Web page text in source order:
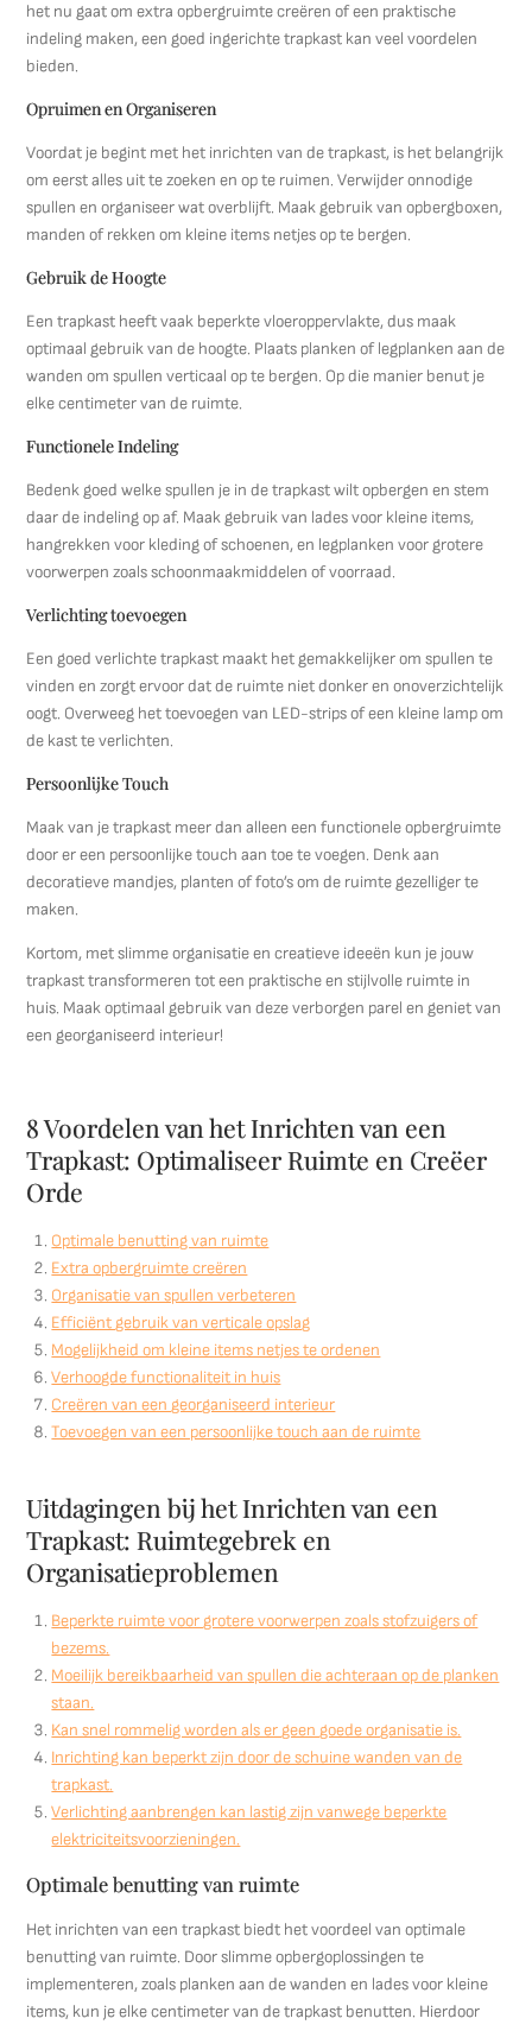
het nu gaat om extra opbergruimte creëren of een praktische
indeling maken, een goed ingerichte trapkast kan veel voordelen
bieden.
Opruimen en Organiseren
Voordat je begint met het inrichten van de trapkast, is het belangrijk
om eerst alles uit te zoeken en op te ruimen. Verwijder onnodige
spullen en organiseer wat overblijft. Maak gebruik van opbergboxen,
manden of rekken om kleine items netjes op te bergen.
Gebruik de Hoogte
Een trapkast heeft vaak beperkte vloeroppervlakte, dus maak
optimaal gebruik van de hoogte. Plaats planken of legplanken aan de
wanden om spullen verticaal op te bergen. Op die manier benut je
elke centimeter van de ruimte.
Functionele Indeling
Bedenk goed welke spullen je in de trapkast wilt opbergen en stem
daar de indeling op af. Maak gebruik van lades voor kleine items,
hangrekken voor kleding of schoenen, en legplanken voor grotere
voorwerpen zoals schoonmaakmiddelen of voorraad.
Verlichting toevoegen
Een goed verlichte trapkast maakt het gemakkelijker om spullen te
vinden en zorgt ervoor dat de ruimte niet donker en onoverzichtelijk
oogt. Overweeg het toevoegen van LED-strips of een kleine lamp om
de kast te verlichten.
Persoonlijke Touch
Maak van je trapkast meer dan alleen een functionele opbergruimte
door er een persoonlijke touch aan toe te voegen. Denk aan
decoratieve mandjes, planten of foto’s om de ruimte gezelliger te
maken.
Kortom, met slimme organisatie en creatieve ideeën kun je jouw
trapkast transformeren tot een praktische en stijlvolle ruimte in
huis. Maak optimaal gebruik van deze verborgen parel en geniet van
een georganiseerd interieur!
8 Voordelen van het Inrichten van een
Trapkast: Optimaliseer Ruimte en Creëer
Orde
Optimale benutting van ruimte
Extra opbergruimte creëren
Organisatie van spullen verbeteren
Efficiënt gebruik van verticale opslag
Mogelijkheid om kleine items netjes te ordenen
Verhoogde functionaliteit in huis
Creëren van een georganiseerd interieur
Toevoegen van een persoonlijke touch aan de ruimte
Uitdagingen bij het Inrichten van een
Trapkast: Ruimtegebrek en
Organisatieproblemen
Beperkte ruimte voor grotere voorwerpen zoals stofzuigers of
bezems.
Moeilijk bereikbaarheid van spullen die achteraan op de planken
staan.
Kan snel rommelig worden als er geen goede organisatie is.
Inrichting kan beperkt zijn door de schuine wanden van de
trapkast.
Verlichting aanbrengen kan lastig zijn vanwege beperkte
elektriciteitsvoorzieningen.
Optimale benutting van ruimte
Het inrichten van een trapkast biedt het voordeel van optimale
benutting van ruimte. Door slimme opbergoplossingen te
implementeren, zoals planken aan de wanden en lades voor kleine
items, kun je elke centimeter van de trapkast benutten. Hierdoor